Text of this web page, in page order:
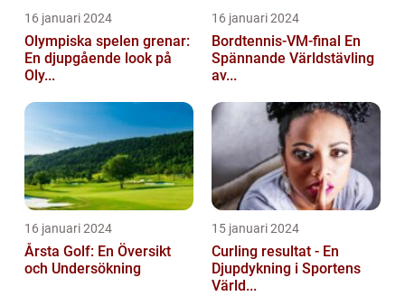
16 januari 2024
Olympiska spelen grenar:
En djupgående look på
Oly...
16 januari 2024
Bordtennis-VM-final En
Spännande Världstävling
av...
16 januari 2024
Årsta Golf: En Översikt
och Undersökning
15 januari 2024
Curling resultat - En
Djupdykning i Sportens
Värld...